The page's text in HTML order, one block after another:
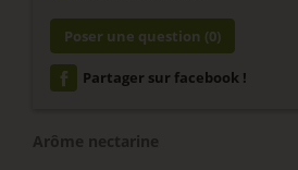
Poser une question (0)
Partager sur facebook !
Arôme nectarine